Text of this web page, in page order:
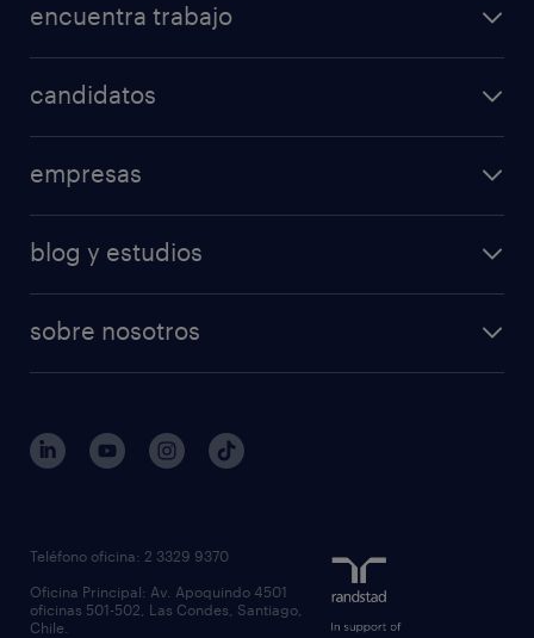
encuentra trabajo
candidatos
empresas
blog y estudios
sobre nosotros
Teléfono oficina: 2 3329 9370
Oficina Principal: Av. Apoquindo 4501
oficinas 501-502, Las Condes, Santiago,
Chile.